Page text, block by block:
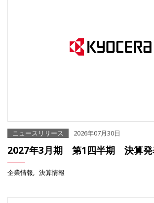
ニュースリリース 2026年07月30日
2027年3月期 第1四半期 決算発
企業情報 決算情報